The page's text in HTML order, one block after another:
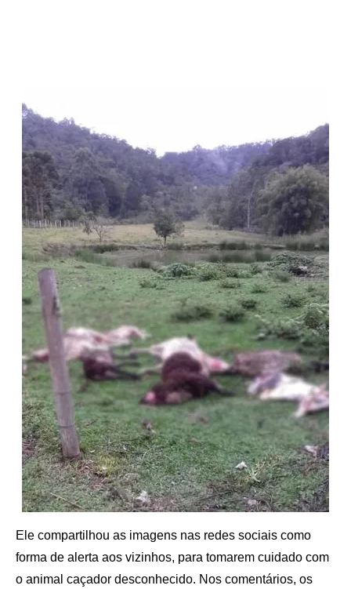
Ele compartilhou as imagens nas redes sociais como
forma de alerta aos vizinhos, para tomarem cuidado com
o animal caçador desconhecido. Nos comentários, os